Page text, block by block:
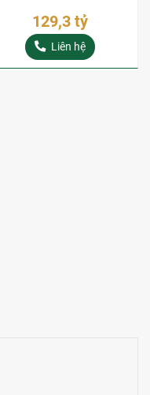
129,3 tỷ
Liên hệ